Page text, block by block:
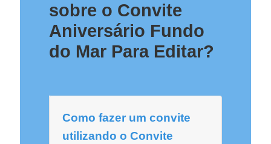
sobre o Convite
Aniversário Fundo
do Mar Para Editar?
Como fazer um convite
utilizando o Convite